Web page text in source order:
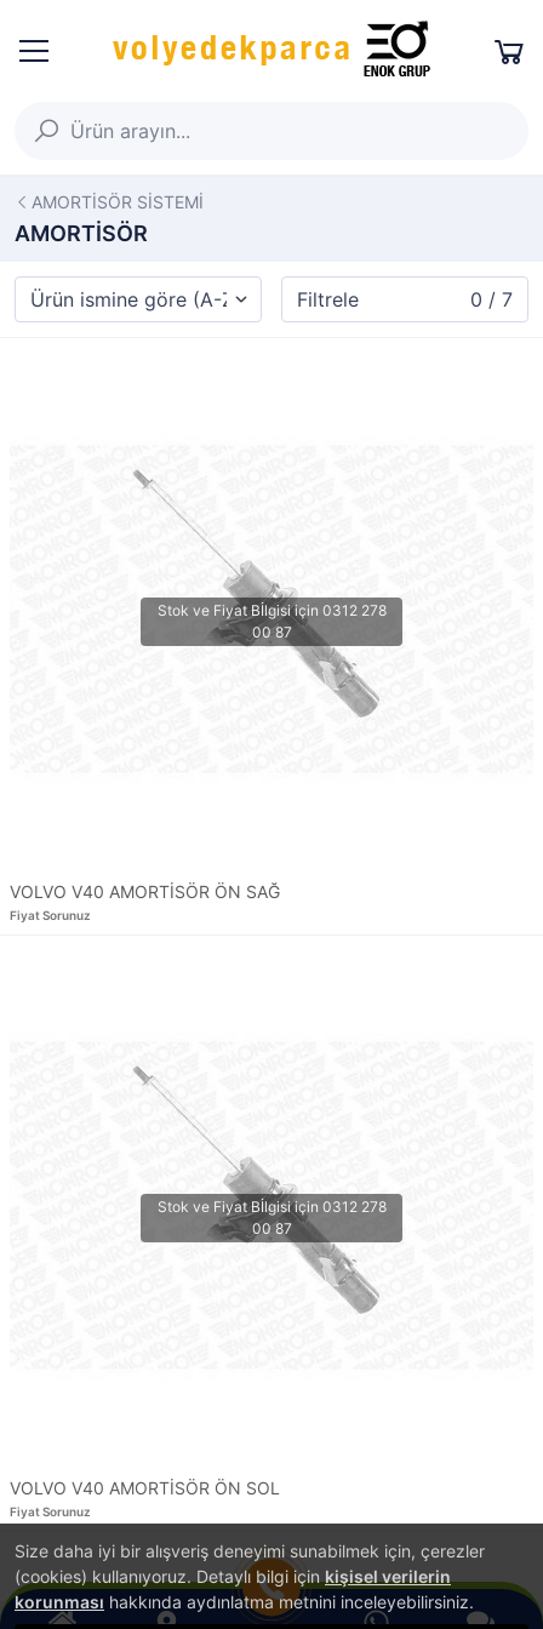
Size daha iyi bir alışveriş deneyimi sunabilmek için, çerezler
(cookies) kullanıyoruz. Detaylı bilgi için kişisel verilerin
korunması hakkında aydınlatma metnini inceleyebilirsiniz.
AMORTİSÖR SİSTEMİ
AMORTİSÖR
Filtrele 0 / 7
VOLVO V40 AMORTİSÖR ÖN SAĞ
Fiyat Sorunuz
VOLVO V40 AMORTİSÖR ÖN SOL
Fiyat Sorunuz
1